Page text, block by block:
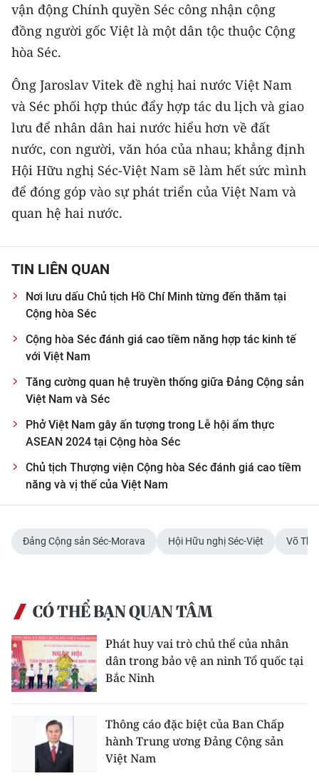
vận động Chính quyền Séc công nhận cộng
đồng người gốc Việt là một dân tộc thuộc Cộng
hòa Séc.
Ông Jaroslav Vitek đề nghị hai nước Việt Nam
và Séc phối hợp thúc đẩy hợp tác du lịch và giao
lưu để nhân dân hai nước hiểu hơn về đất
nước, con người, văn hóa của nhau; khẳng định
Hội Hữu nghị Séc-Việt Nam sẽ làm hết sức mình
để đóng góp vào sự phát triển của Việt Nam và
quan hệ hai nước.
TIN LIÊN QUAN
Nơi lưu dấu Chủ tịch Hồ Chí Minh từng đến thăm tại
Cộng hòa Séc
Cộng hòa Séc đánh giá cao tiềm năng hợp tác kinh tế
với Việt Nam
Tăng cường quan hệ truyền thống giữa Đảng Cộng sản
Việt Nam và Séc
Phở Việt Nam gây ấn tượng trong Lễ hội ẩm thực
ASEAN 2024 tại Cộng hòa Séc
Chủ tịch Thượng viện Cộng hòa Séc đánh giá cao tiềm
năng và vị thế của Việt Nam
Đảng Cộng sản Séc-Morava Hội Hữu nghị Séc-Việt Võ Thị
CÓ THỂ BẠN QUAN TÂM
Phát huy vai trò chủ thể của nhân
dân trong bảo vệ an ninh Tổ quốc tại
Bắc Ninh
Thông cáo đặc biệt của Ban Chấp
hành Trung ương Đảng Cộng sản
Việt Nam